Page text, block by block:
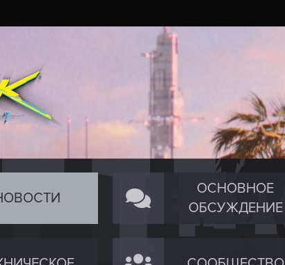
ОСНОВНОЕ
ОБСУЖДЕНИЕ